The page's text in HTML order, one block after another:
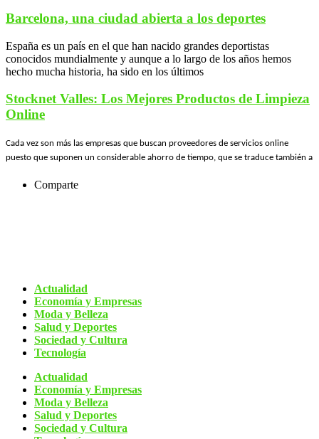
Barcelona, una ciudad abierta a los deportes
España es un país en el que han nacido grandes deportistas
conocidos mundialmente y aunque a lo largo de los años hemos
hecho mucha historia, ha sido en los últimos
Stocknet Valles: Los Mejores Productos de Limpieza
Online
Cada vez son más las empresas que buscan proveedores de servicios online
puesto que suponen un considerable ahorro de tiempo, que se traduce también a
Comparte
Actualidad
Economía y Empresas
Moda y Belleza
Salud y Deportes
Sociedad y Cultura
Tecnología
Actualidad
Economía y Empresas
Moda y Belleza
Salud y Deportes
Sociedad y Cultura